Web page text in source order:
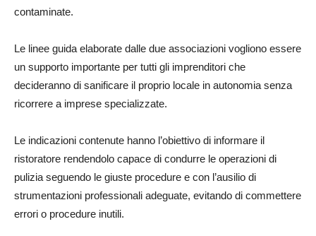
contaminate.
Le linee guida elaborate dalle due associazioni vogliono essere
un supporto importante per tutti gli imprenditori che
decideranno di sanificare il proprio locale in autonomia senza
ricorrere a imprese specializzate.
Le indicazioni contenute hanno l’obiettivo di informare il
ristoratore rendendolo capace di condurre le operazioni di
pulizia seguendo le giuste procedure e con l’ausilio di
strumentazioni professionali adeguate, evitando di commettere
errori o procedure inutili.